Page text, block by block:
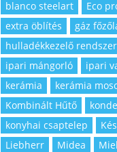
blanco steelart
Eco
extra öblítés
gáz
hulladékkezelő rendszer
ipari mángorló
ipari
kerámia
kerámia
Kombinált Hűtő
konyhai csaptelep
Liebherr
Midea